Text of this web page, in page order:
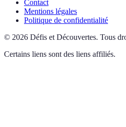
Contact
Mentions légales
Politique de confidentialité
© 2026 Défis et Découvertes. Tous
Certains liens sont des liens affiliés.